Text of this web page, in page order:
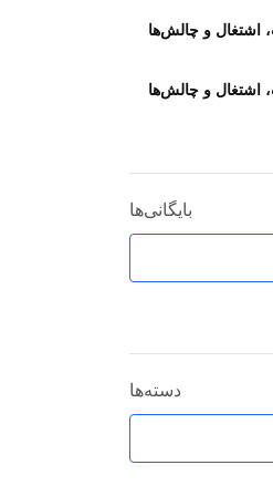
اشتغال و چالش‌ها
اشتغال و چالش‌ها
بایگانی‌ها
دسته‌ها